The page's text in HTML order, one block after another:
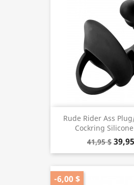
Rude Rider Ass
Cockring
41,95 $
-6,00 $